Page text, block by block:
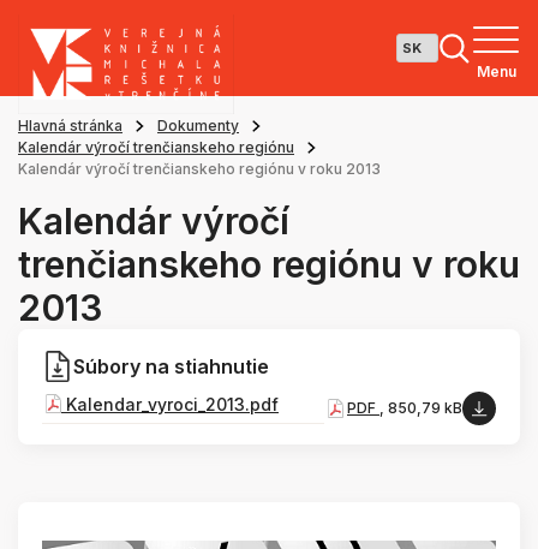
Menu
Hlavná stránka
Dokumenty
Kalendár výročí trenčianskeho regiónu
Kalendár výročí trenčianskeho regiónu v roku 2013
Kalendár výročí
trenčianskeho regiónu v roku
2013
Súbory na stiahnutie
Kalendar_vyroci_2013.pdf PDF , 850,79 kB